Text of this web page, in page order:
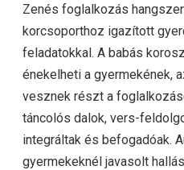
Zenés foglalkozás
korcsoporthoz igazított
feladatokkal. A babás
énekelheti a gyermekének,
vesznek részt a
táncolós dalok, vers-
integráltak és befogadóak.
gyermekeknél javasolt